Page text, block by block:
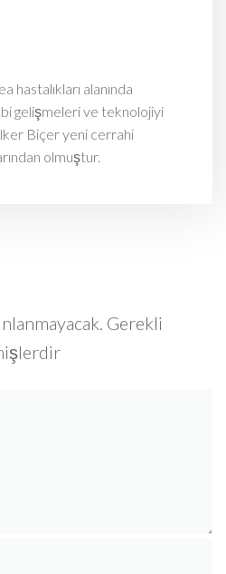
hastalıkları alanında
gelişmeleri ve teknolojiyi
Biçer yeni cerrahi
olmuştur.
Gerekli